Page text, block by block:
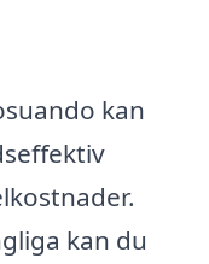
kan
kan du